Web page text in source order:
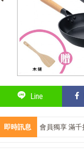
Line
即時訊息
會員獨享 滿千